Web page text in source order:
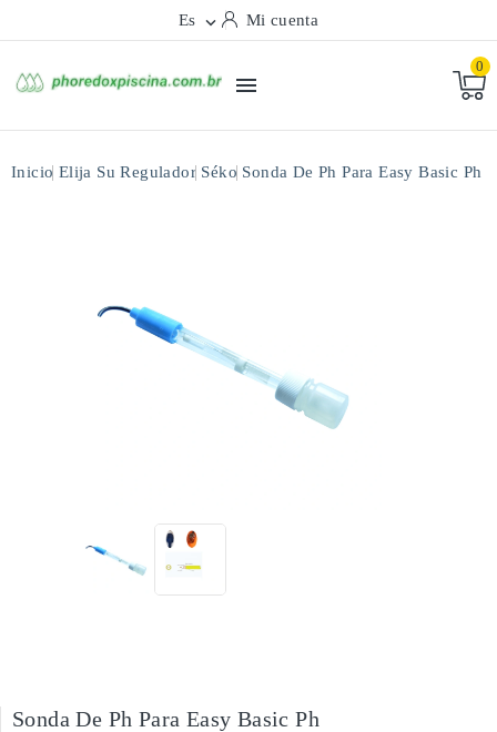
Es  Mi cuenta

0
Inicio Elija Su Regulador Séko Sonda De Ph Para Easy Basic Ph
Sonda De Ph Para Easy Basic Ph